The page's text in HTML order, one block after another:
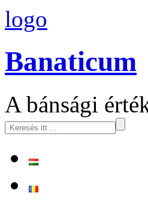
logo
Banaticum
A bánsági